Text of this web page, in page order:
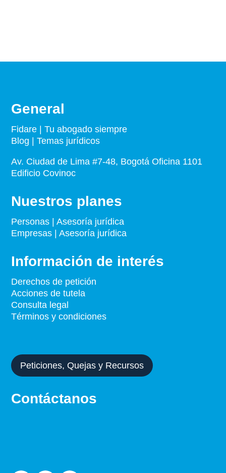
General
Fidare | Tu abogado siempre
Blog | Temas jurídicos
Av. Ciudad de Lima #7-48, Bogotá Oficina 1101
Edificio Covinoc
Nuestros planes
Personas | Asesoría jurídica
Empresas | Asesoría jurídica
Información de interés
Derechos de petición
Acciones de tutela
Consulta legal
Términos y condiciones
Peticiones, Quejas y Recursos
Contáctanos